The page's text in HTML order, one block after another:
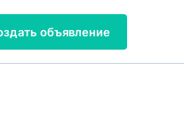
объявление